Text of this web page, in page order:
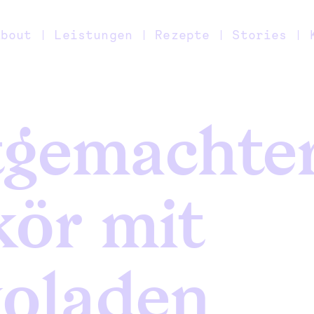
Leistungen Rezepte Stories
mit